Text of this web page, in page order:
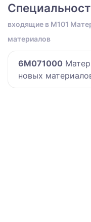
входящие в M101
материалов
6M071000
новых